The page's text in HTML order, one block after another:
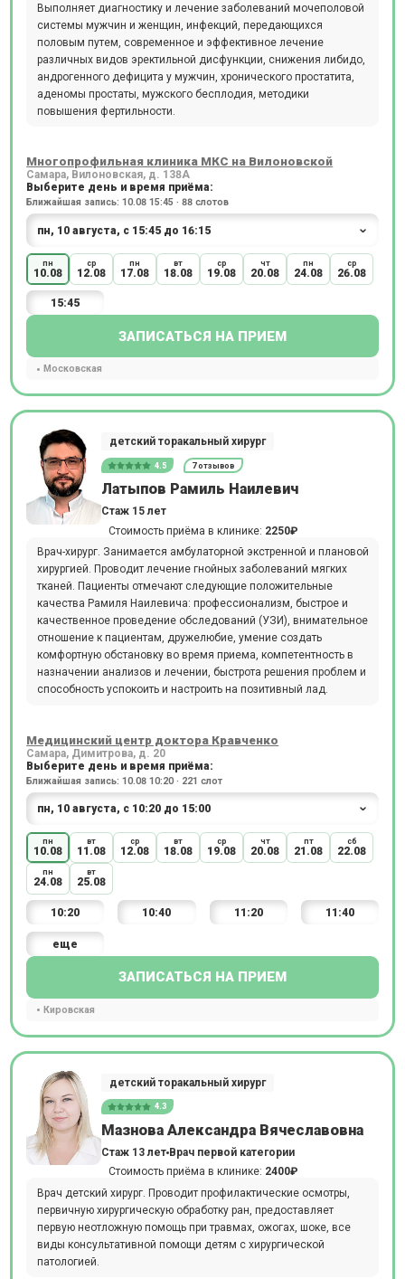
Выполняет диагностику и лечение заболеваний мочеполовой
системы мужчин и женщин, инфекций, передающихся
половым путем, современное и эффективное лечение
различных видов эректильной дисфункции, снижения либидо,
андрогенного дефицита у мужчин, хронического простатита,
аденомы простаты, мужского бесплодия, методики
повышения фертильности.
Многопрофильная клиника МКС на Вилоновской
Самара, Вилоновская, д. 138А
Выберите день и время приёма:
Ближайшая запись: 10.08 15:45 · 88 слотов
пн
10.08
ср
12.08
пн
17.08
вт
18.08
ср
19.08
чт
20.08
пн
24.08
ср
26.08
15:45
ЗАПИСАТЬСЯ НА ПРИЕМ
Московская
детский торакальный хирург
4.5 7 отзывов
Латыпов Рамиль Наилевич
Стаж 15 лет
Стоимость приёма в клинике: 2250₽
Врач-хирург. Занимается амбулаторной экстренной и плановой
хирургией. Проводит лечение гнойных заболеваний мягких
тканей. Пациенты отмечают следующие положительные
качества Рамиля Наилевича: профессионализм, быстрое и
качественное проведение обследований (УЗИ), внимательное
отношение к пациентам, дружелюбие, умение создать
комфортную обстановку во время приема, компетентность в
назначении анализов и лечении, быстрота решения проблем и
способность успокоить и настроить на позитивный лад.
Медицинский центр доктора Кравченко
Самара, Димитрова, д. 20
Выберите день и время приёма:
Ближайшая запись: 10.08 10:20 · 221 слот
пн
10.08
вт
11.08
ср
12.08
вт
18.08
ср
19.08
чт
20.08
пт
21.08
сб
22.08
пн
24.08
вт
25.08
10:20 10:40 11:20 11:40
еще
ЗАПИСАТЬСЯ НА ПРИЕМ
Кировская
детский торакальный хирург
4.3
Мазнова Александра Вячеславовна
Стаж 13 лет Врач первой категории
Стоимость приёма в клинике: 2400₽
Врач детский хирург. Проводит профилактические осмотры,
первичную хирургическую обработку ран, предоставляет
первую неотложную помощь при травмах, ожогах, шоке, все
виды консультативной помощи детям с хирургической
патологией.